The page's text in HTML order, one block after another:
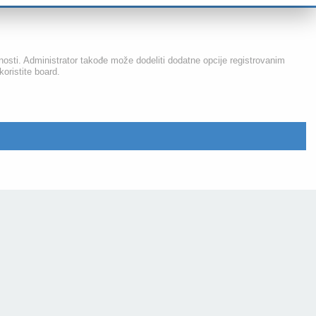
Administrator takođe može dodeliti dodatne opcije registrovanim
board.